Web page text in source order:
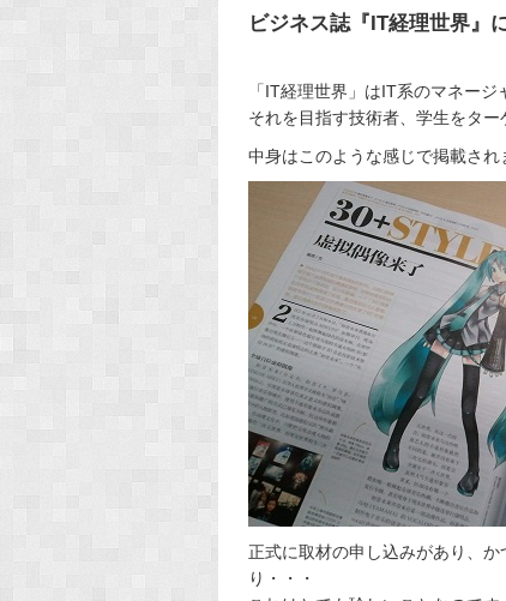
ビジネス誌『IT経理世界』
「IT経理世界」はIT系のマネージ
それを目指す技術者、学生をター
中身はこのような感じで掲載され
正式に取材の申し込みがあり、
り・・・